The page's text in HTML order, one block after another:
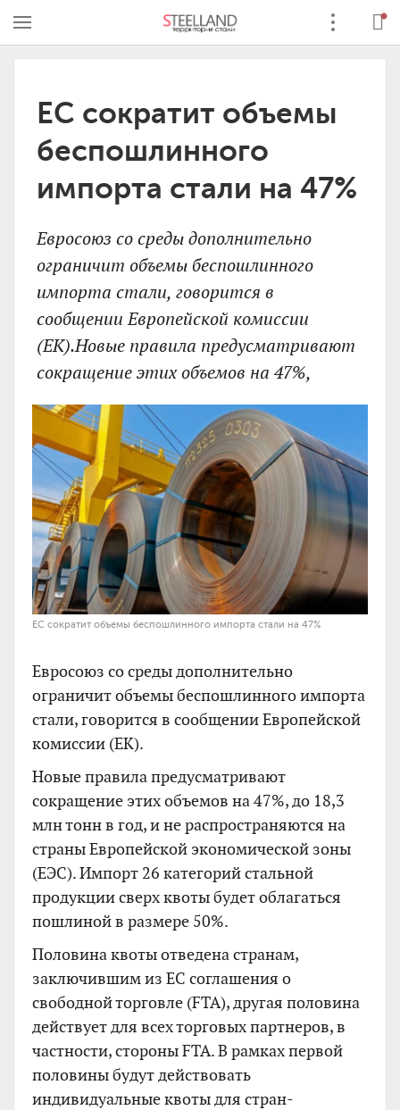
ЕС сократит объемы
беспошлинного
импорта стали на 47%
Евросоюз со среды дополнительно
ограничит объемы беспошлинного
импорта стали, говорится в
сообщении Европейской комиссии
(ЕК).Новые правила предусматривают
сокращение этих объемов на 47%,
ЕС сократит объемы беспошлинного импорта стали на 47%
Евросоюз со среды дополнительно
ограничит объемы беспошлинного импорта
стали, говорится в сообщении Европейской
комиссии (ЕК).
Новые правила предусматривают
сокращение этих объемов на 47%, до 18,3
млн тонн в год, и не распространяются на
страны Европейской экономической зоны
(ЕЭС). Импорт 26 категорий стальной
продукции сверх квоты будет облагаться
пошлиной в размере 50%.
Половина квоты отведена странам,
заключившим из ЕС соглашения о
свободной торговле (FTA), другая половина
действует для всех торговых партнеров, в
частности, стороны FTA. В рамках первой
половины будут действовать
индивидуальные квоты для стран-